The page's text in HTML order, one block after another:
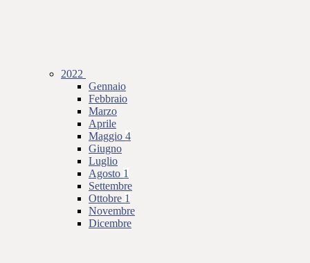
2022
Gennaio
Febbraio
Marzo
Aprile
Maggio 4
Giugno
Luglio
Agosto 1
Settembre
Ottobre 1
Novembre
Dicembre